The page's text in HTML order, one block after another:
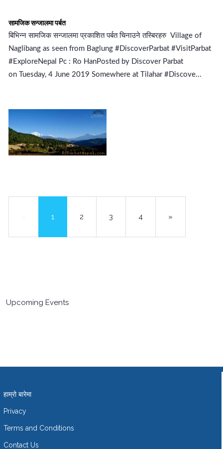
सामजिक सन्जालमा पर्बत
बिभिन्न सामजिक सन्जालमा प्रकाशित पर्बत चिनाउने तस्बिरहरु Village of
Naglibang as seen from Baglung #DiscoverParbat #VisitParbat
#ExploreNepal Pc : Ro HanPosted by Discover Parbat
on Tuesday, 4 June 2019 Somewhere at Tilahar #Discove...
1 2 3 4 »
Upcoming Events
हाम्रो बारेमा
Privacy
Terms and Conditions
Contact Us